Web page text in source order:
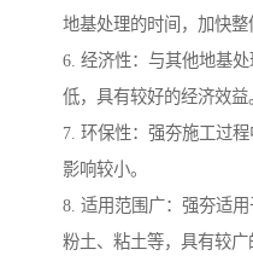
地基处理的时间，加快整
6. 经济性：与其他地基
低，具有较好的经济效益
7. 环保性：强夯施工过
影响较小。
8. 适用范围广：强夯适用
粉土、粘土等，具有较广